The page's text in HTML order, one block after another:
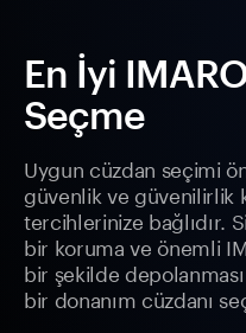
En İyi
Seçme
Uygun cüzdan seçimi
güvenlik ve güvenilirlik
tercihlerinize bağlıdır.
bir koruma ve önemli
bir şekilde
bir donanım cüzdanı